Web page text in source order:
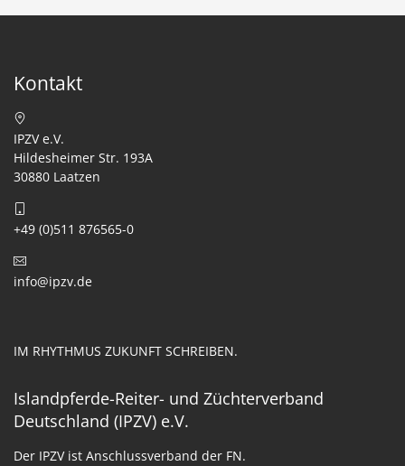
Kontakt
IPZV e.V.
Hildesheimer Str. 193A
30880 Laatzen
+49 (0)511 876565-0
info@ipzv.de
IM RHYTHMUS ZUKUNFT SCHREIBEN.
Islandpferde-Reiter- und Züchterverband
Deutschland (IPZV) e.V.
Der IPZV ist Anschlussverband der FN.